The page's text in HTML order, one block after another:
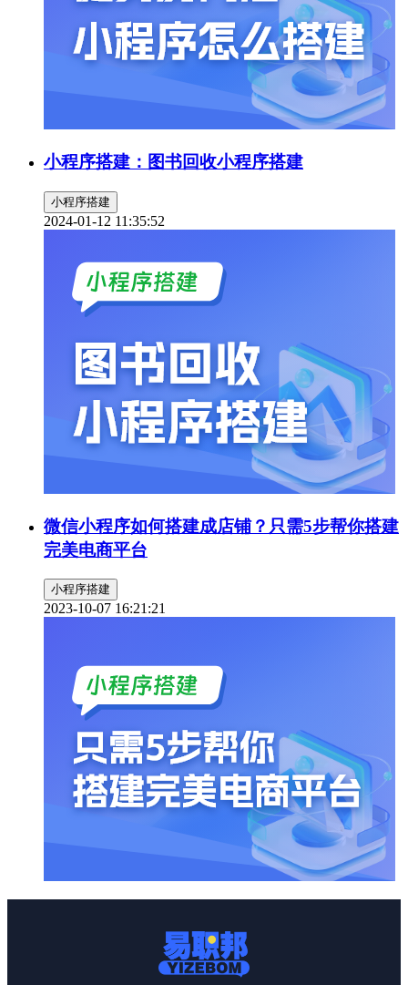
小程序搭建：图书回收小程序搭建
小程序搭建
2024-01-12 11:35:52
微信小程序如何搭建成店铺？只需5步帮你搭建
完美电商平台
小程序搭建
2023-10-07 16:21:21